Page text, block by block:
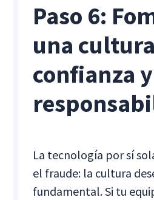
Paso 6:
una
confianza y
La tecnología por sí
el fraude: la cultura
fundamental. Si tu